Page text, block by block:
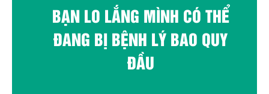
BẠN LO LẮNG MÌNH CÓ THỂ
ĐANG BỊ BỆNH LÝ BAO QUY
ĐẦU